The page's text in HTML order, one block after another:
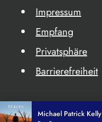
Impressum
Empfang
Privatsphäre
Barrierefreiheit
Michael Patrick Kelly